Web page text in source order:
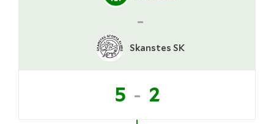
-
Skanstes SK
5 - 2